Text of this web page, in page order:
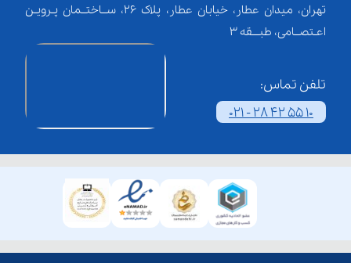
تهران، میدان عطار، خیابان عطار، پلاک 26، ســاختــمان پـرویـن
اعـتصــامی، طبـــقه 3
تلفن تماس:
021 - 28 42 55 10